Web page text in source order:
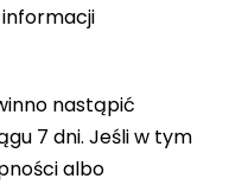
nastąpić
7 dni. Jeśli w tym
albo